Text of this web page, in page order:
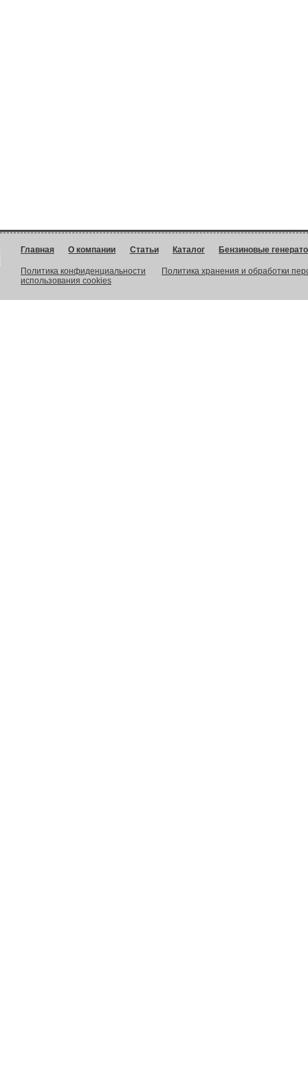
Главная О компании Статьи Каталог Бензиновые
Политика конфиденциальности
Политика хранения и обработки
использования cookies